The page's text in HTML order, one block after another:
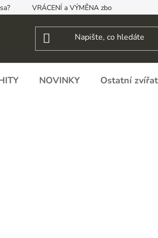
VRÁCENÍ a VÝMĚNA zboží,
NOVINKY Ostatní